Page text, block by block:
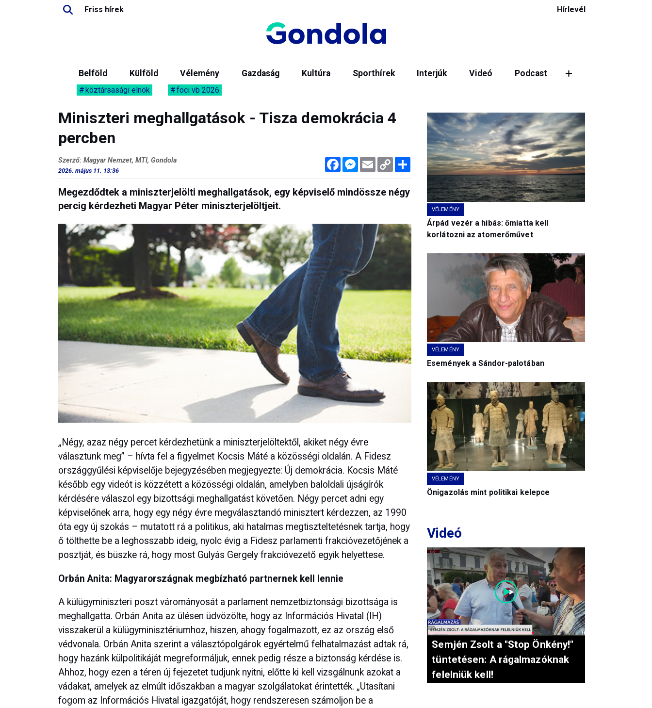
Friss hírek Hírlevél
Belföld Külföld Vélemény Gazdaság Kultúra Sporthírek Interjúk Videó Podcast
köztársasági elnök foci vb 2026
Miniszteri meghallgatások - Tisza demokrácia 4
percben
FacebookMessenger
Email Copy
Link
Megosztás
Szerző: Magyar Nemzet, MTI, Gondola
2026. május 11. 13:36
Megezdődtek a miniszterjelölti meghallgatások, egy képviselő mindössze négy
percig kérdezheti Magyar Péter miniszterjelöltjeit.
„Négy, azaz négy percet kérdezhetünk a miniszterjelöltektől, akiket négy évre
választunk meg” – hívta fel a figyelmet Kocsis Máté a közösségi oldalán. A Fidesz
országgyűlési képviselője bejegyzésében megjegyezte: Új demokrácia. Kocsis Máté
később egy videót is közzétett a közösségi oldalán, amelyben baloldali újságírók
kérdésére válaszol egy bizottsági meghallgatást követően. Négy percet adni egy
képviselőnek arra, hogy egy négy évre megválasztandó minisztert kérdezzen, az 1990
óta egy új szokás – mutatott rá a politikus, aki hatalmas megtiszteltetésnek tartja, hogy
ő tölthette be a leghosszabb ideig, nyolc évig a Fidesz parlamenti frakcióvezetőjének a
posztját, és büszke rá, hogy most Gulyás Gergely frakcióvezető egyik helyettese.
Orbán Anita: Magyarországnak megbízható partnernek kell lennie
A külügyminiszteri poszt várományosát a parlament nemzetbiztonsági bizottsága is
meghallgatta. Orbán Anita az ülésen üdvözölte, hogy az Információs Hivatal (IH)
visszakerül a külügyminisztériumhoz, hiszen, ahogy fogalmazott, ez az ország első
védvonala. Orbán Anita szerint a választópolgárok egyértelmű felhatalmazást adtak rá,
hogy hazánk külpolitikáját megreformáljuk, ennek pedig része a biztonság kérdése is.
Ahhoz, hogy ezen a téren új fejezetet tudjunk nyitni, előtte ki kell vizsgálnunk azokat a
vádakat, amelyek az elmúlt időszakban a magyar szolgálatokat érintették. „Utasítani
fogom az Információs Hivatal igazgatóját, hogy rendszeresen számoljon be a
VÉLEMÉNY
Árpád vezér a hibás: őmiatta kell
korlátozni az atomerőművet
VÉLEMÉNY
Események a Sándor-palotában
VÉLEMÉNY
Önigazolás mint politikai kelepce
Videó
Semjén Zsolt a "Stop Önkény!"
tüntetésen: A rágalmazóknak
felelniük kell!